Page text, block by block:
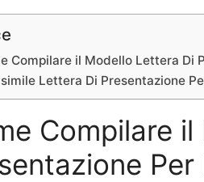
Compilare il Modello Lettera Di
Lettera Di Presentazione
Compilare